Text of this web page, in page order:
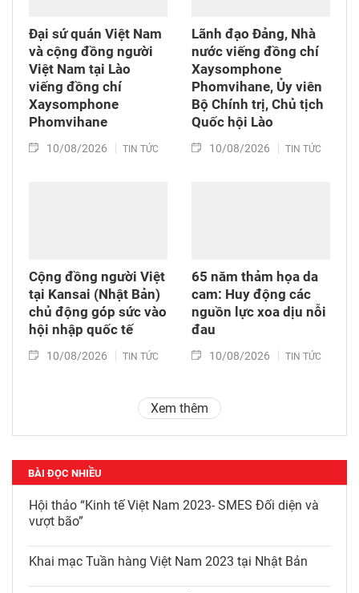
Đại sứ quán Việt Nam
và cộng đồng người
Việt Nam tại Lào
viếng đồng chí
Xaysomphone
Phomvihane
10/08/2026 TIN TỨC
Lãnh đạo Đảng, Nhà
nước viếng đồng chí
Xaysomphone
Phomvihane, Ủy viên
Bộ Chính trị, Chủ tịch
Quốc hội Lào
10/08/2026 TIN TỨC
Cộng đồng người Việt
tại Kansai (Nhật Bản)
chủ động góp sức vào
hội nhập quốc tế
10/08/2026 TIN TỨC
65 năm thảm họa da
cam: Huy động các
nguồn lực xoa dịu nỗi
đau
10/08/2026 TIN TỨC
Xem thêm
BÀI ĐỌC NHIỀU
Hội thảo “Kinh tế Việt Nam 2023- SMES Đối diện và
vượt bão”
Khai mạc Tuần hàng Việt Nam 2023 tại Nhật Bản